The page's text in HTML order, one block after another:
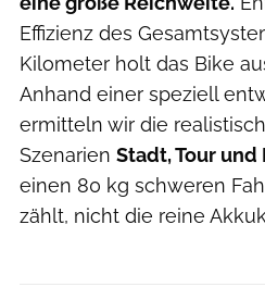
Effizienz des
Kilometer holt das Bike
Anhand einer speziell
ermitteln wir die
Szenarien Stadt, Tour und
einen 80 kg schweren
zählt, nicht die reine